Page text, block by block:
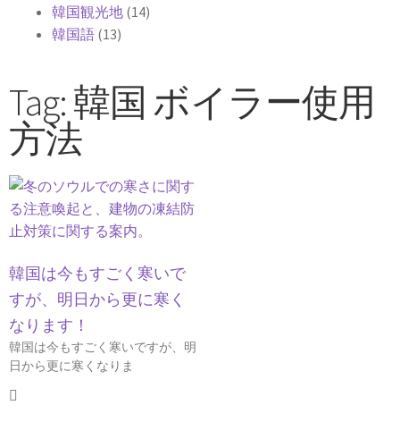
韓国観光地 (14)
韓国語 (13)
Tag: 韓国 ボイラー使用
方法
韓国は今もすごく寒いで
すが、明日から更に寒く
なります！
韓国は今もすごく寒いですが、明
日から更に寒くなりま